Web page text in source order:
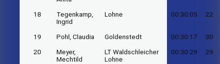
18
Tegenkamp,
Ingrid
Lohne 00:30:05 22
19 Pohl, Claudia Goldenstedt 00:30:17 30
20
Meyer,
Mechtild
LT Waldschleicher
Lohne
00:30:29 29